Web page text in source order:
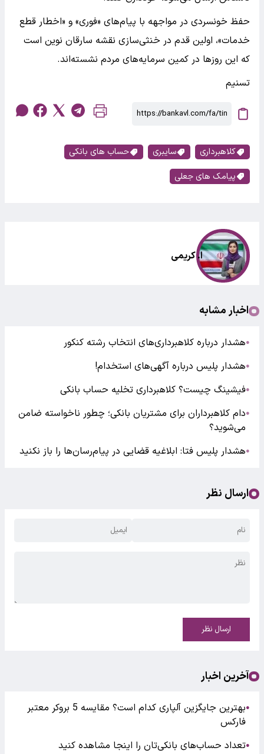
حفظ خونسردی در مواجهه با پیام‌های «فوری» و «اخطار قطع
خدمات»، اولین قدم در خنثی‌سازی نقشه سارقان نوین است
که این روزها در کمین سرمایه‌های مردم نشسته‌اند.
تسنیم
کلاهبرداری سایبری
حساب های بانکی
پیامک های جعلی
ا. کریمی
اخبار مشابه
●هشدار درباره کلاهبرداری‌های انتخاب رشته کنکور
●هشدار پلیس درباره آگهی‌های استخدام!
●فیشینگ چیست؟ کلاهبرداری تخلیه حساب بانکی
●دام کلاهبرداران برای مشتریان بانکی؛ چطور ناخواسته ضامن
می‌شوید؟
●هشدار پلیس فتا: ابلاغیه قضایی در پیام‌رسان‌ها را باز نکنید
ارسال نظر
ارسال نظر
آخرین اخبار
●
بهترین جایگزین آلپاری کدام است؟ مقایسه 5 بروکر معتبر
فارکس
●تعداد حساب‌های بانکی‌تان را اینجا مشاهده کنید